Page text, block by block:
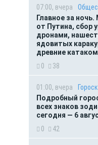
07:00, вчера
Главное за
от Путина, сбор
дронами,
ядовитых
древние
0
38
01:00, вчера
Подробный
всех знаков
сегодня — 6
0
42